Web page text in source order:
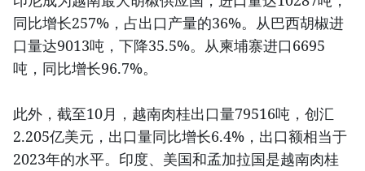
同比增长257%，占出口产量的36%。从巴西胡椒进
口量达9013吨，下降35.5%。从柬埔寨进口6695
吨，同比增长96.7%。
此外，截至10月，越南肉桂出口量79516吨，创汇
2.205亿美元，出口量同比增长6.4%，出口额相当于
2023年的水平。印度、美国和孟加拉国是越南肉桂